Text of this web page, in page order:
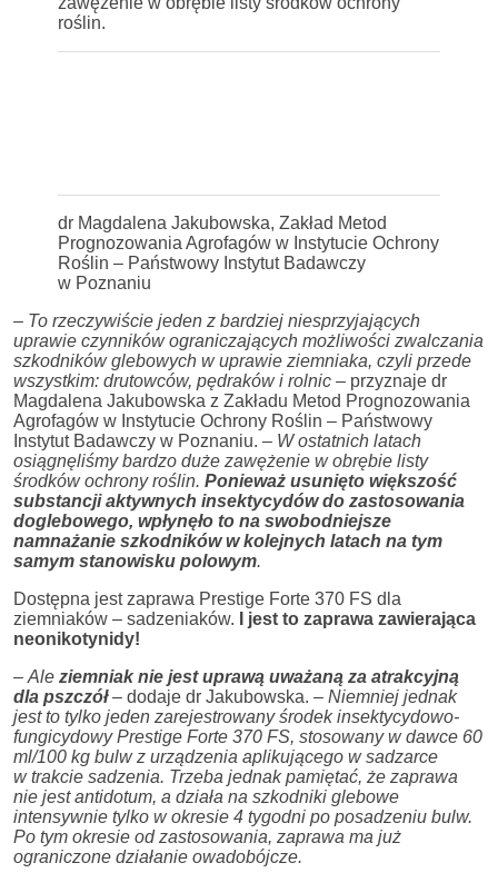
roślin.
dr Magdalena Jakubowska, Zakład Metod
Prognozowania Agrofagów w Instytucie Ochrony
Roślin – Państwowy Instytut Badawczy
w Poznaniu
– To rzeczywiście jeden z bardziej niesprzyjających
uprawie czynników ograniczających możliwości zwalczania
szkodników glebowych w uprawie ziemniaka, czyli przede
wszystkim: drutowców, pędraków i rolnic – przyznaje dr
Magdalena Jakubowska z Zakładu Metod Prognozowania
Agrofagów w Instytucie Ochrony Roślin – Państwowy
Instytut Badawczy w Poznaniu. – W ostatnich latach
osiągnęliśmy bardzo duże zawężenie w obrębie listy
środków ochrony roślin. Ponieważ usunięto większość
substancji aktywnych insektycydów do zastosowania
doglebowego, wpłynęło to na swobodniejsze
namnażanie szkodników w kolejnych latach na tym
samym stanowisku polowym.
Dostępna jest zaprawa Prestige Forte 370 FS dla
ziemniaków – sadzeniaków. I jest to zaprawa zawierająca
neonikotynidy!
– Ale ziemniak nie jest uprawą uważaną za atrakcyjną
dla pszczół– dodaje dr Jakubowska. – Niemniej jednak
jest to tylko jeden zarejestrowany środek insektycydowo-
fungicydowy Prestige Forte 370 FS, stosowany w dawce 60
ml/100 kg bulw z urządzenia aplikującego w sadzarce
w trakcie sadzenia. Trzeba jednak pamiętać, że zaprawa
nie jest antidotum, a działa na szkodniki glebowe
intensywnie tylko w okresie 4 tygodni po posadzeniu bulw.
Po tym okresie od zastosowania, zaprawa ma już
ograniczone działanie owadobójcze.